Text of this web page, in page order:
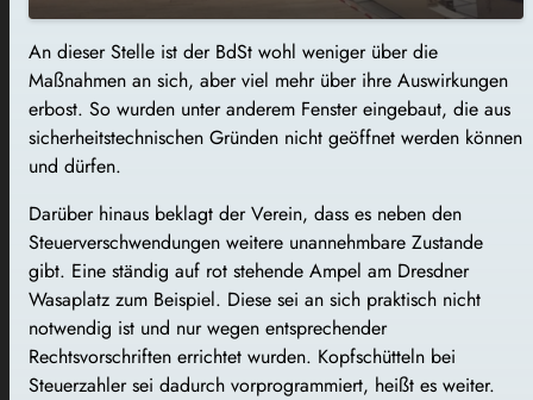
An dieser Stelle ist der BdSt wohl weniger über die
Maßnahmen an sich, aber viel mehr über ihre Auswirkungen
erbost. So wurden unter anderem Fenster eingebaut, die aus
sicherheitstechnischen Gründen nicht geöffnet werden können
und dürfen.
Darüber hinaus beklagt der Verein, dass es neben den
Steuerverschwendungen weitere unannehmbare Zustande
gibt. Eine ständig auf rot stehende Ampel am Dresdner
Wasaplatz zum Beispiel. Diese sei an sich praktisch nicht
notwendig ist und nur wegen entsprechender
Rechtsvorschriften errichtet wurden. Kopfschütteln bei
Steuerzahler sei dadurch vorprogrammiert, heißt es weiter.